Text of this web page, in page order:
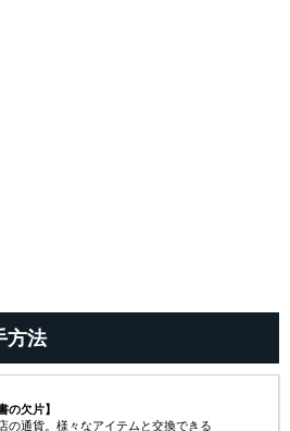
方法
の欠片】
の通貨。様々なアイテムと交換できる